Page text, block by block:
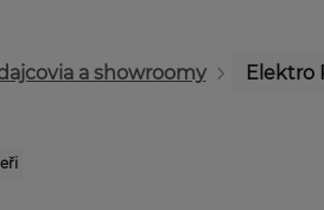
a showroomy Elektro